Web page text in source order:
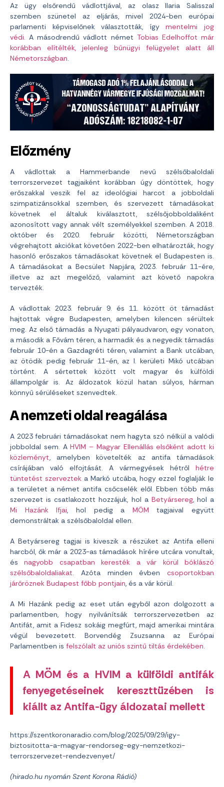
Az ügy elsőrendű vádlottjával, az olasz Ilaria Salisszal
szemben szünetel az eljárás, mivel 2024-ben európai
parlamenti képviselőnek választották, ígymentelmi jog
védi.A másodrendű vádlott német Tobias Edelhoffot már
korábban elítélték, jelenleg bűnügyi felügyelet alatt áll
Németországban.
Előzmény
A vádlottak a Hammerbande nevű szélsőbaloldali
terrorszervezet tagjaiként korábban úgy döntöttek, hogy
erőszakkal veszik fel az ideológiai harcot a jobboldali
szimpatizánsokkal szemben, és szervezett támadásokat
követnek el általuk kiválasztott, szélsőjobboldaliként
azonosított vagy annak vélt személyekkel szemben. A 2018.
október és 2020. február közötti, Németországban
végrehajtott akciókat követően 2022-ben elhatározták, hogy
hasonló erőszakos támadásokat követnek el Budapesten is.
A támadásokat a Becsület Napjára, 2023. február 11-ére,
illetve az azt megelőző, valamint azt követő napokra
tervezték.
A vádlottak 2023. február 9. és 11. között öt támadást
hajtottak végre Budapesten, amelyben kilencen sérültek
meg. Az első támadás a Nyugati pályaudvaron, egy vonaton,
a második a Fővám téren, a harmadik és a negyedik támadás
február 10-én a Gazdagréti téren, valamint a Bank utcában,
az ötödik pedig február 11-én, az I. kerületi Mikó utcában
történt. A sértettek között volt magyar és külföldi
állampolgár is. Az áldozatok közül hatan súlyos, hárman
könnyű sérüléseket szenvedtek.
A nemzeti oldal reagálása
A 2023 februári támadásokat nem hagyta szó nélkül a valódi
jobboldal sem. AHVIM – Magyar Ellenállás elsőként adott ki
közleményt
, amelyben követelték az antifa támadások
csírájában való elfojtását. A vármegyések hétről hétre
tüntetést szerveztek a Markó utcába, hogy ezzel foglalják le
a területet a német antifa csőcselék elől. Ebben több más
szervezet is csatlakozott hozzájuk, hol a Betyársereg, hol a
Mi Hazánk Ifjai , hol pedig a MÖM tagjaival együtt
demonstráltak a szélsőbaloldal ellen.
A Betyársereg tagjai is kiveszik a részüket az Antifa elleni
harcból, ők már a 2023-as támadások hírére utcára vonultak,
ésnagyobb csapatban keresték a vár körül bóklászó
szélsőbaloldaliakat . Azóta minden évben csoportokban
járőröznek Budapest főbb pontjain , és a vár körül.
A Mi Hazánk pedig az eset után egyből azon dolgozott a
parlamentben, hogy nyilvánítsák terrorszervezetben az
Antifát, amit a Fidesz sokáig megfúrt, majd amerikai mintára
végül bevezetett. Borvendég Zsuzsanna az Európai
Parlamentben is felszólalt az uniós szintű tiltás érdekében.
A MÖM és a HVIM a külföldi antifák
fenyegetéseinek kereszttüzében is
kiállt az Antifa-ügy áldozatai mellett
https://szentkoronaradio.com/blog/2025/09/29/igy-
biztositotta-a-magyar-rendorseg-egy-nemzetkozi-
terrorszervezet-rendezvenyet/
(hirado.hu nyomán Szent Korona Rádió)